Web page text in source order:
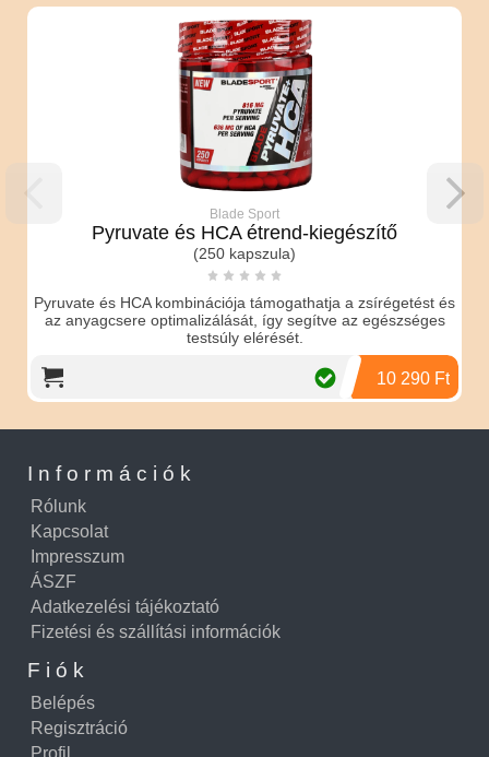
Blade Sport
Pyruvate és HCA étrend-kiegészítő
(250 kapszula)
Pyruvate és HCA kombinációja támogathatja a zsírégetést és
az anyagcsere optimalizálását, így segítve az egészséges
testsúly elérését.
10 290 Ft
Információk
Rólunk
Kapcsolat
Impresszum
ÁSZF
Adatkezelési tájékoztató
Fizetési és szállítási információk
Fiók
Belépés
Regisztráció
Profil